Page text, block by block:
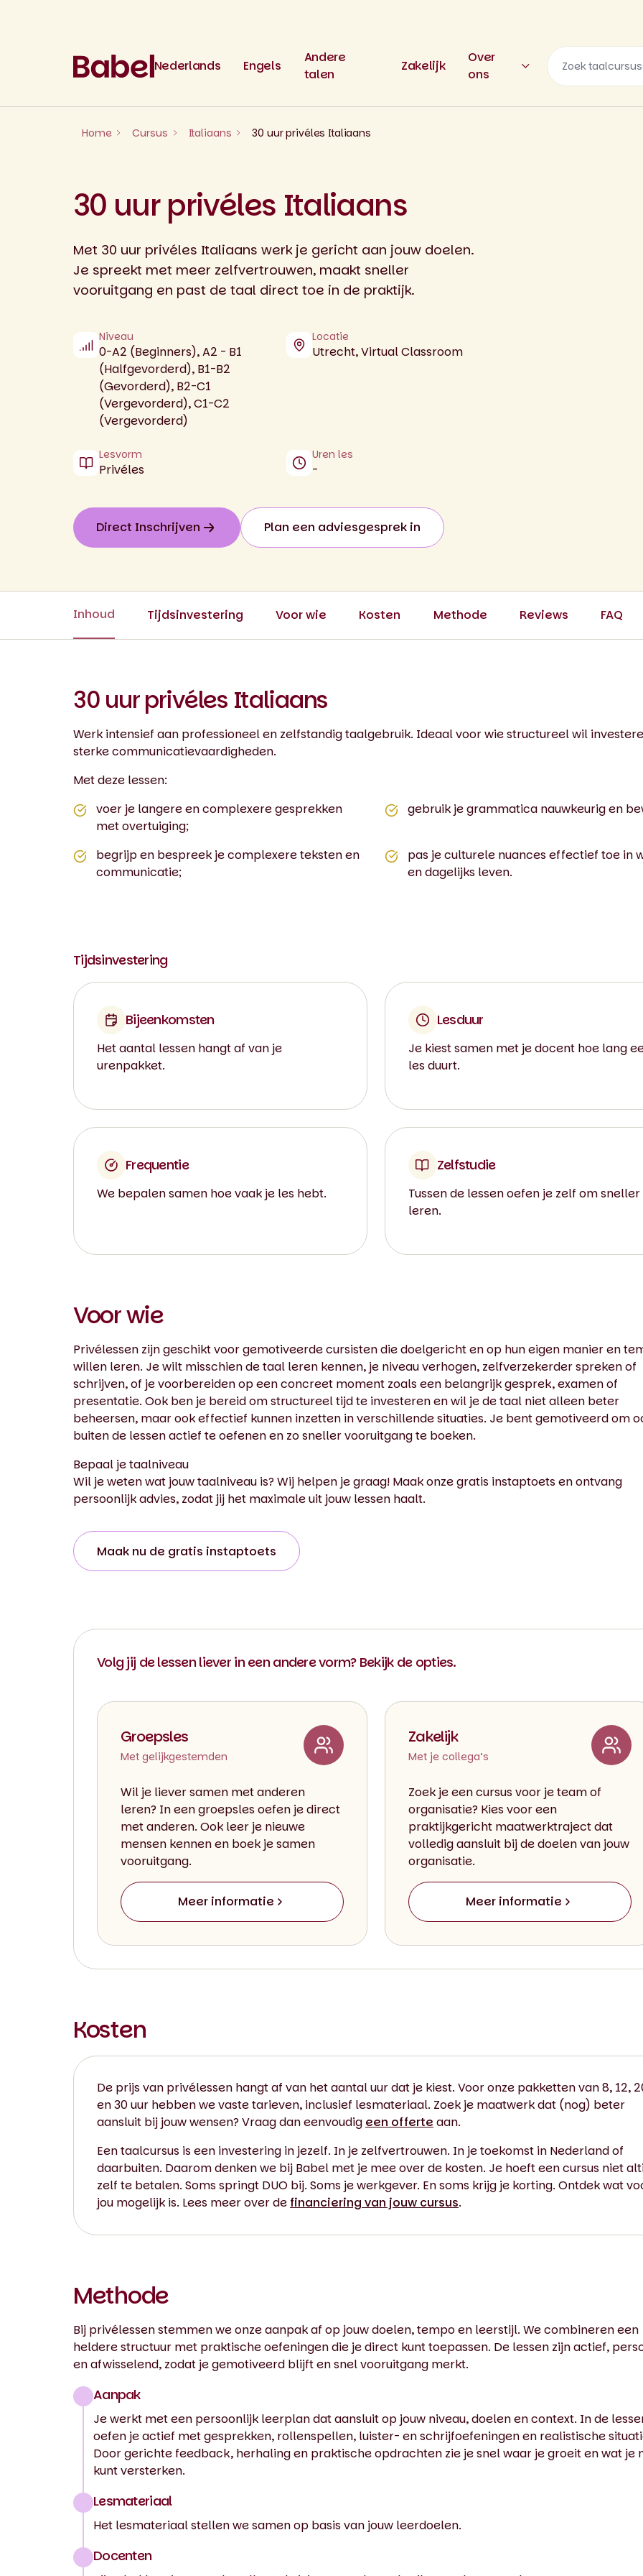
Nederlands Engels
Andere
talen
Zakelijk
Over
ons
Home Cursus Italiaans 30 uur privéles Italiaans
30 uur privéles Italiaans
Met 30 uur privéles Italiaans werk je gericht aan jouw doelen.
Je spreekt met meer zelfvertrouwen, maakt sneller
vooruitgang en past de taal direct toe in de praktijk.
Niveau
0-A2 (Beginners), A2 - B1
(Halfgevorderd), B1-B2
(Gevorderd), B2-C1
(Vergevorderd), C1-C2
(Vergevorderd)
Locatie
Utrecht, Virtual Classroom
Lesvorm
Privéles
Uren les
-
Direct Inschrijven Plan een adviesgesprek in
Inhoud Tijdsinvestering Voor wie Kosten Methode Reviews FAQ
30 uur privéles Italiaans
Werk intensief aan professioneel en zelfstandig taalgebruik. Ideaal voor wie structureel wil
sterke communicatievaardigheden.
Met deze lessen:
voer je langere en complexere gesprekken
met overtuiging;
gebruik je grammatica nauwkeurig en
begrijp en bespreek je complexere teksten en
communicatie;
pas je culturele nuances effectief toe in
en dagelijks leven.
Tijdsinvestering
Bijeenkomsten
Het aantal lessen hangt af van je
urenpakket.
Lesduur
Je kiest samen met je docent hoe lang
les duurt.
Frequentie
We bepalen samen hoe vaak je les hebt.
Zelfstudie
Tussen de lessen oefen je zelf om
leren.
Voor wie
Privélessen zijn geschikt voor gemotiveerde cursisten die doelgericht en op hun eigen manier en
willen leren. Je wilt misschien de taal leren kennen, je niveau verhogen, zelfverzekerder spreken of
schrijven, of je voorbereiden op een concreet moment zoals een belangrijk gesprek, examen of
presentatie. Ook ben je bereid om structureel tijd te investeren en wil je de taal niet alleen beter
beheersen, maar ook effectief kunnen inzetten in verschillende situaties. Je bent gemotiveerd om
buiten de lessen actief te oefenen en zo sneller vooruitgang te boeken.
Bepaal je taalniveau
Wil je weten wat jouw taalniveau is? Wij helpen je graag! Maak onze gratis instaptoets en ontvang
persoonlijk advies, zodat jij het maximale uit jouw lessen haalt.
Maak nu de gratis instaptoets
Volg jij de lessen liever in een andere vorm? Bekijk de opties.
Groepsles
Met gelijkgestemden
Wil je liever samen met anderen
leren? In een groepsles oefen je direct
met anderen. Ook leer je nieuwe
mensen kennen en boek je samen
vooruitgang.
Meer informatie
Zakelijk
Met je collega’s
Zoek je een cursus voor je team of
organisatie? Kies voor een
praktijkgericht maatwerktraject dat
volledig aansluit bij de doelen van jouw
organisatie.
Meer informatie
Kosten
De prijs van privélessen hangt af van het aantal uur dat je kiest. Voor onze pakketten van 8, 12,
en 30 uur hebben we vaste tarieven, inclusief lesmateriaal. Zoek je maatwerk dat (nog) beter
aansluit bij jouw wensen? Vraag dan eenvoudig een offerte aan.
Een taalcursus is een investering in jezelf. In je zelfvertrouwen. In je toekomst in Nederland of
daarbuiten. Daarom denken we bij Babel met je mee over de kosten. Je hoeft een cursus niet
zelf te betalen. Soms springt DUO bij. Soms je werkgever. En soms krijg je korting. Ontdek wat
jou mogelijk is. Lees meer over de financiering van jouw cursus.
Methode
Bij privélessen stemmen we onze aanpak af op jouw doelen, tempo en leerstijl. We combineren een
heldere structuur met praktische oefeningen die je direct kunt toepassen. De lessen zijn actief,
en afwisselend, zodat je gemotiveerd blijft en snel vooruitgang merkt.
Aanpak
Je werkt met een persoonlijk leerplan dat aansluit op jouw niveau, doelen en context. In de
oefen je actief met gesprekken, rollenspellen, luister- en schrijfoefeningen en realistische
Door gerichte feedback, herhaling en praktische opdrachten zie je snel waar je groeit en wat je
kunt versterken.
Lesmateriaal
Het lesmateriaal stellen we samen op basis van jouw leerdoelen.
Docenten